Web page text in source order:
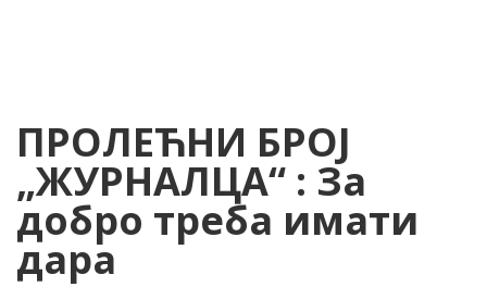
ПРОЛЕЋНИ БРОЈ
„ЖУРНАЛЦА“ : За
добро треба имати
дара